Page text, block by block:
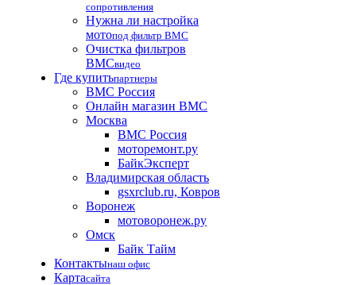
сопротивления
Нужна ли настройка
мотопод фильтр BMC
Очистка фильтров
BMCвидео
Где купитьпартнеры
BMC Россия
Онлайн магазин BMC
Москва
BMC Россия
моторемонт.ру
БайкЭксперт
Владимирская область
gsxrclub.ru, Ковров
Воронеж
мотоворонеж.ру
Омск
Байк Тайм
Контактынаш офис
Картасайта